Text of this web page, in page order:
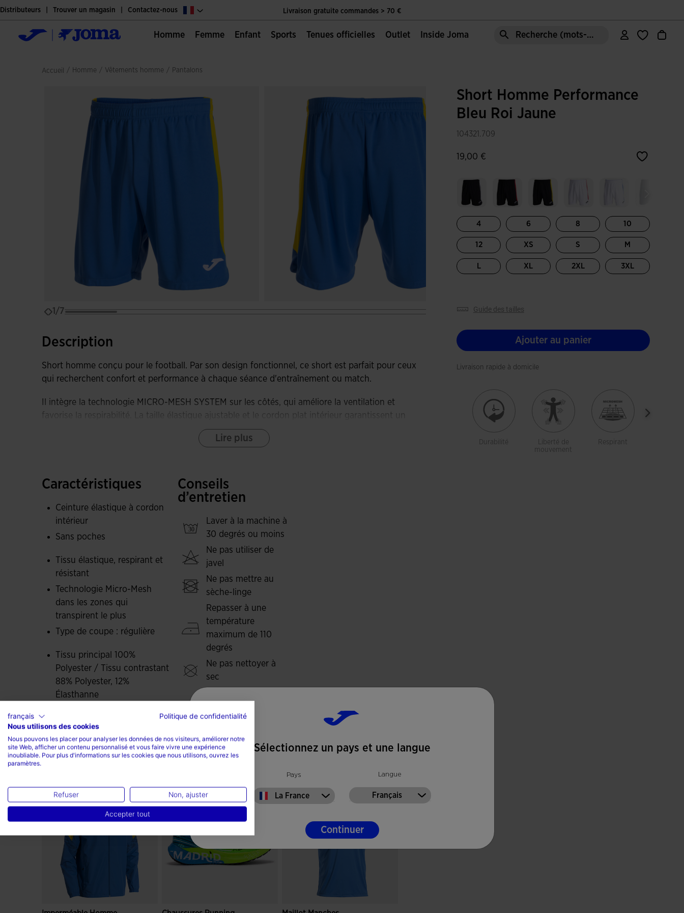
Livraison gratuite commandes > 70 €
Unique Page Officielle de Joma Sport
Livraison gratuite commandes > 70 €
Distributeurs Trouver un magasin Contactez-nous
Homme Femme Enfant Sports Tenues officielles Outlet Inside Joma Recherche (mots-clés, etc.)
Accueil / homme / vêtements homme / pantalons
1/7
Description
Short homme conçu pour le football. Par son design fonctionnel, ce short est parfait pour ceux
qui recherchent confort et performance à chaque séance d'entraînement ou match.
Il intègre la technologie MICRO-MESH SYSTEM sur les côtés, qui améliore la ventilation et
favorise la respirabilité. La taille élastique ajustable et le cordon plat intérieur garantissent un
Confectionné en interlock 100 % polyester avec un composant élastique, ce short offre une
grande durabilité et légèreté. Son design garantit respirabilité et confort, assurant un ajustement
optimal grâce à sa composante élastique.
Logo Joma brodé.
Lire plus
Caractéristiques
Ceinture élastique à cordon
intérieur
Sans poches
Tissu élastique, respirant et
résistant
Technologie Micro-Mesh
dans les zones qui
transpirent le plus
Type de coupe : régulière
Tissu principal 100%
Polyester / Tissu contrastant
88% Polyester, 12%
Élasthanne
Conseils
d’entretien
Laver à la machine à
30 degrés ou moins
Ne pas utiliser de
javel
Ne pas mettre au
sèche-linge
Repasser à une
température
maximum de 110
degrés
Ne pas nettoyer à
sec
Short Homme Performance
Bleu Roi Jaune
104321.709
19,00 €
4 6 8 10
12 XS S M
L XL 2XL 3XL
guide des tailles
Ajouter au panier
Livraison rapide à domicile
Durabilité
Liberté de
mouvement
Respirant
Sélectionnez un pays et une langue
Pays
La France
Langue
Français
Continuer
français
Politique de confidentialité
Nous utilisons des cookies
Nous pouvons les placer pour analyser les données de nos visiteurs, améliorer notre
site Web, afficher un contenu personnalisé et vous faire vivre une expérience
inoubliable. Pour plus d'informations sur les cookies que nous utilisons, ouvrez les
paramètres.
Refuser Non, ajuster
Accepter tout